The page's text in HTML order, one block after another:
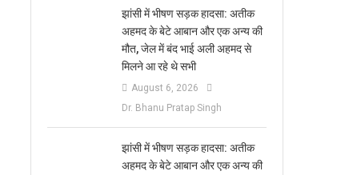
झांसी में भीषण सड़क हादसा: अतीक
अहमद के बेटे आबान और एक अन्य की
मौत, जेल में बंद भाई अली अहमद से
मिलने आ रहे थे सभी
August 6, 2026
Dr. Bhanu Pratap Singh
झांसी में भीषण सड़क हादसा: अतीक
अहमद के बेटे आबान और एक अन्य की